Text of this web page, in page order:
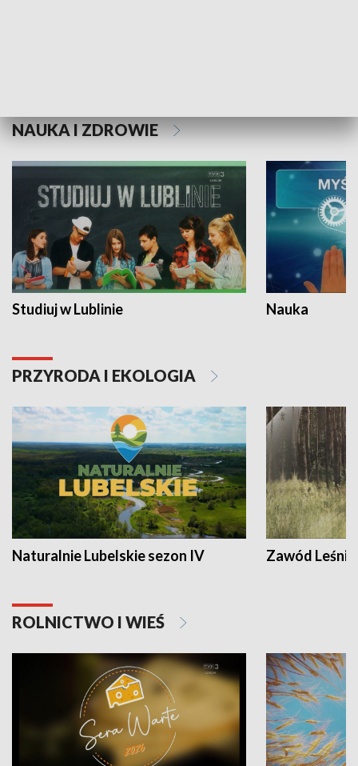
NAUKA I ZDROWIE
Studiuj w Lublinie Nauka
PRZYRODA I EKOLOGIA
Naturalnie Lubelskie sezon IV Zawód Leśnik
ROLNICTWO I WIEŚ